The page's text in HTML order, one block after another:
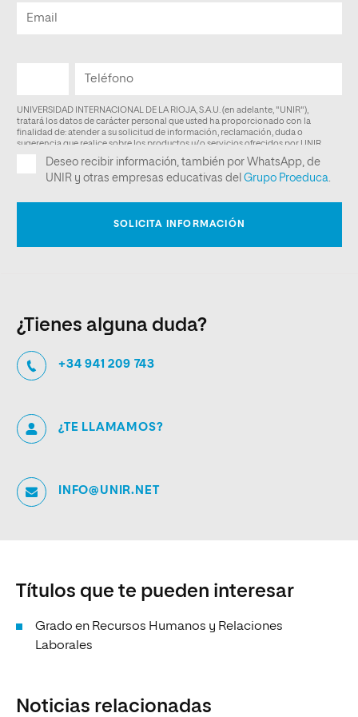
¿Tienes alguna duda?
+34 941 209 743
¿TE LLAMAMOS?
INFO@UNIR.NET
Títulos que te pueden interesar
Grado en Recursos Humanos y Relaciones
Laborales
Noticias relacionadas